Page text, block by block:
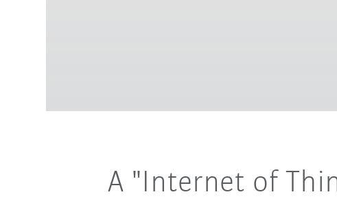
A "Internet of